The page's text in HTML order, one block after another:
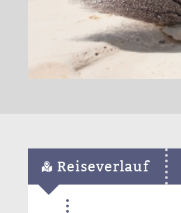
Reiseverlauf